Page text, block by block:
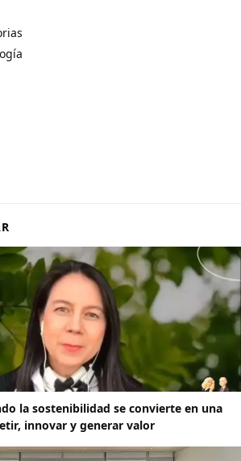
la sostenibilidad se convierte en una
innovar y generar valor